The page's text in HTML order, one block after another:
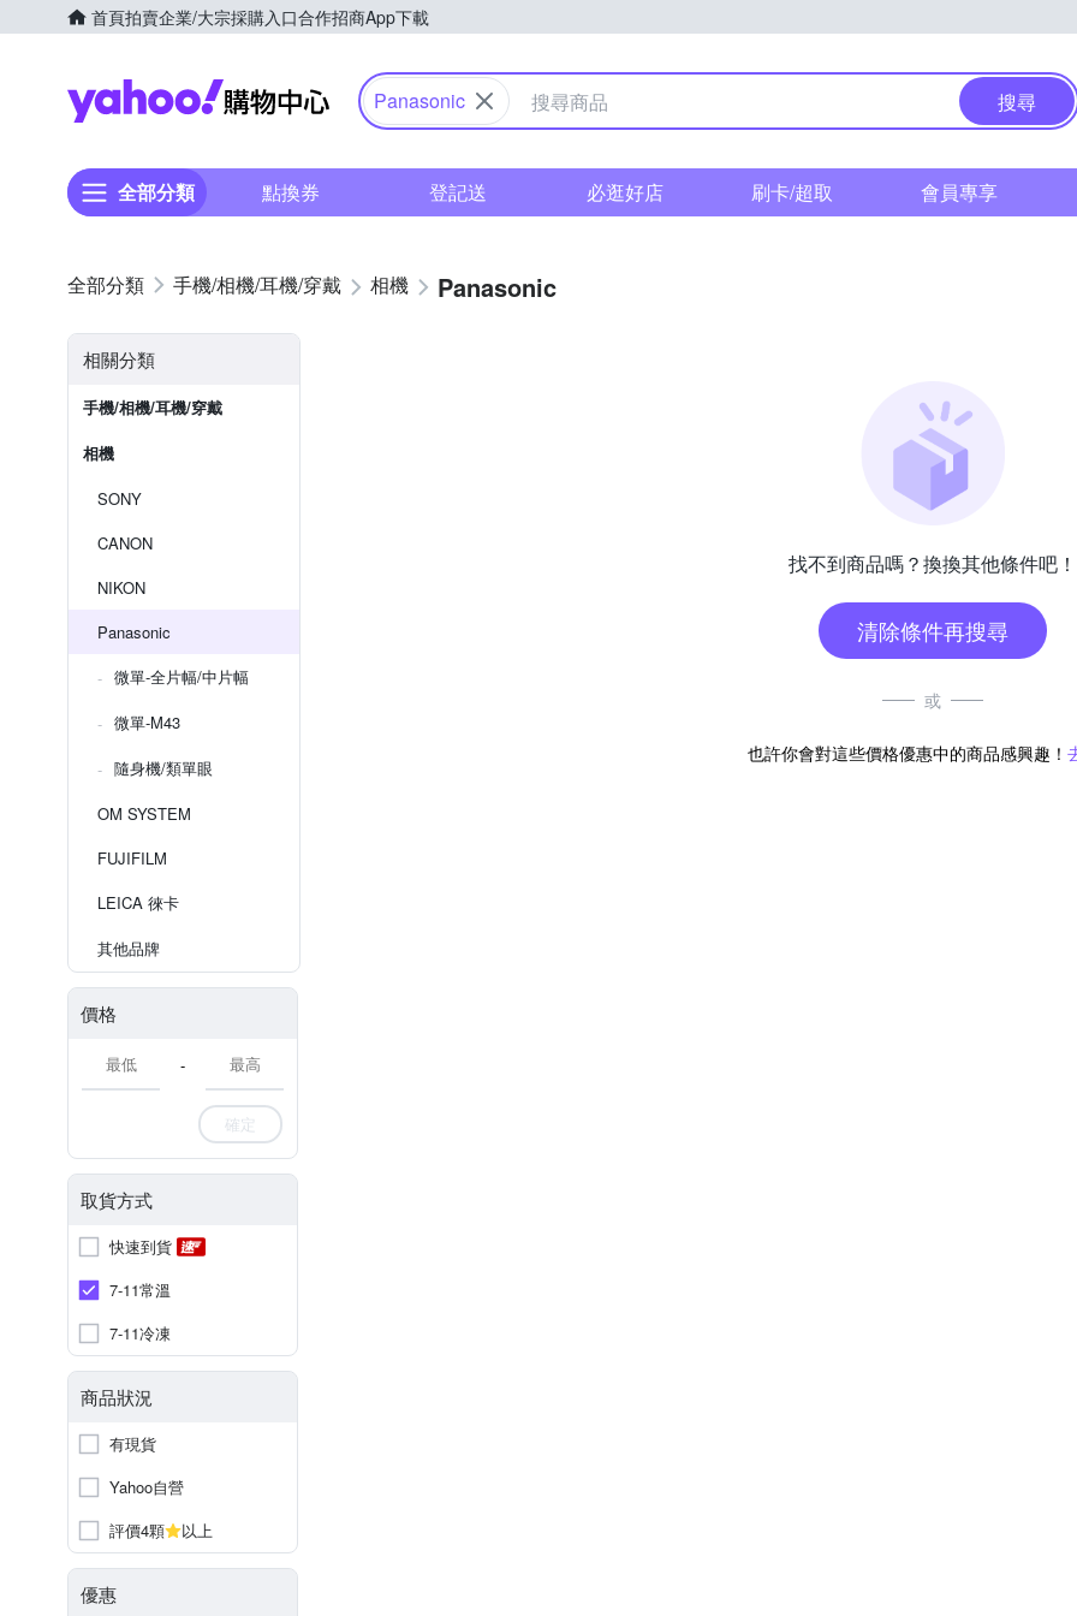
首頁拍賣企業/大宗採購入口合作招商App下載
Yahoo購物中心
Panasonic 搜尋
全部分類 點換券 登記送 必逛好店 刷卡/超取 會員專享
手機/相機/耳機/穿戴 相機 Panasonic
相關分類
手機/相機/耳機/穿戴
相機
SONY
CANON
NIKON
Panasonic
微單-全片幅/中片幅
微單-M43
隨身機/類單眼
OM SYSTEM
FUJIFILM
LEICA 徠卡
其他品牌
價格
-
確定
取貨方式
快速到貨
7-11常溫
7-11冷凍
商品狀況
有現貨
Yahoo自營
評價4顆
以上
優惠
找不到商品嗎？換換其他條件吧！
清除條件再搜尋
或
也許你會對這些價格優惠中的商品感興趣！